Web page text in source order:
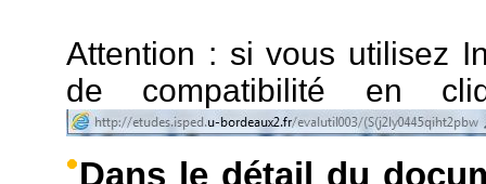
Attention : si vous utilisez
de compatibilité en
Dans le détail du